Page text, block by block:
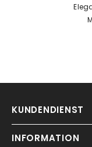
KUNDENDIENST
INFORMATION